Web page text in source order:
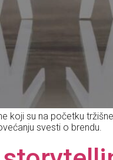
koji su na početku
svesti o brendu.